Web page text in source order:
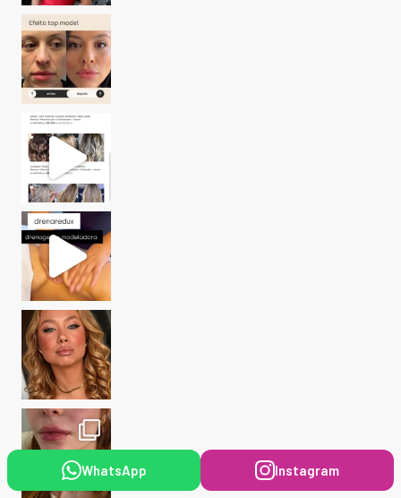
WhatsApp Instagram